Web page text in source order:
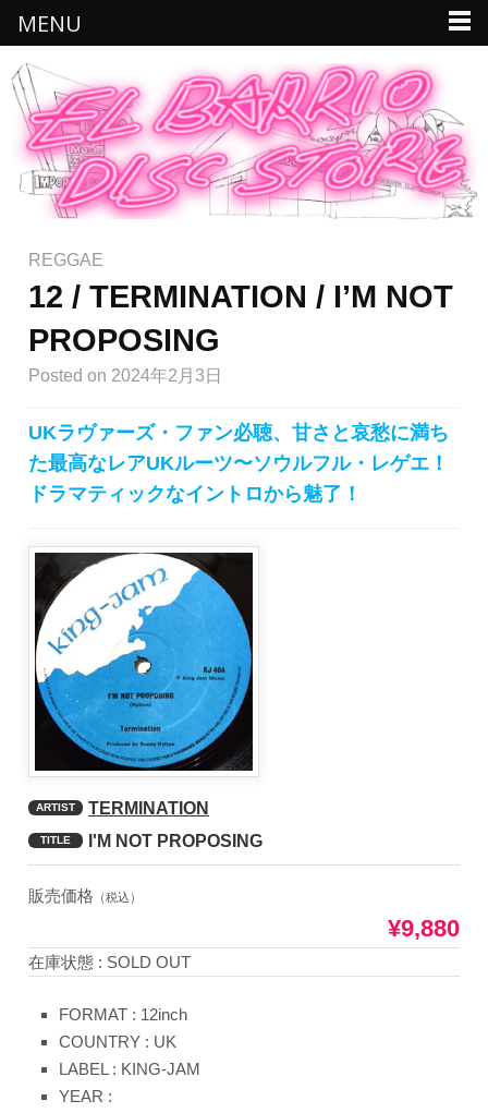
REGGAE
12 / TERMINATION / I’M NOT
PROPOSING
Posted on 2024年2月3日
UKラヴァーズ・ファン必聴、甘さと哀愁に満ち
た最高なレアUKルーツ〜ソウルフル・レゲエ！
ドラマティックなイントロから魅了！
ARTIST TERMINATION
TITLE I'M NOT PROPOSING
販売価格 （税込）
¥9,880
在庫状態 : SOLD OUT
FORMAT : 12inch
COUNTRY : UK
LABEL : KING-JAM
YEAR :
MENU